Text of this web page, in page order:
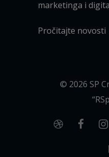
marketinga i
Pročitajte
© 2026 SP